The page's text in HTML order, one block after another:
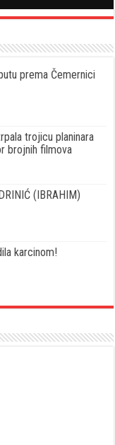
prema Čemernici
trojicu planinara
brojnih filmova
(IBRAHIM)
karcinom!